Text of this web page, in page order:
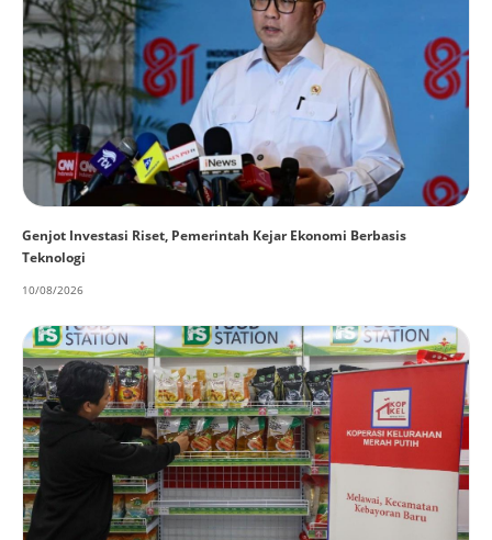
Genjot Investasi Riset, Pemerintah Kejar Ekonomi Berbasis
Teknologi
10/08/2026